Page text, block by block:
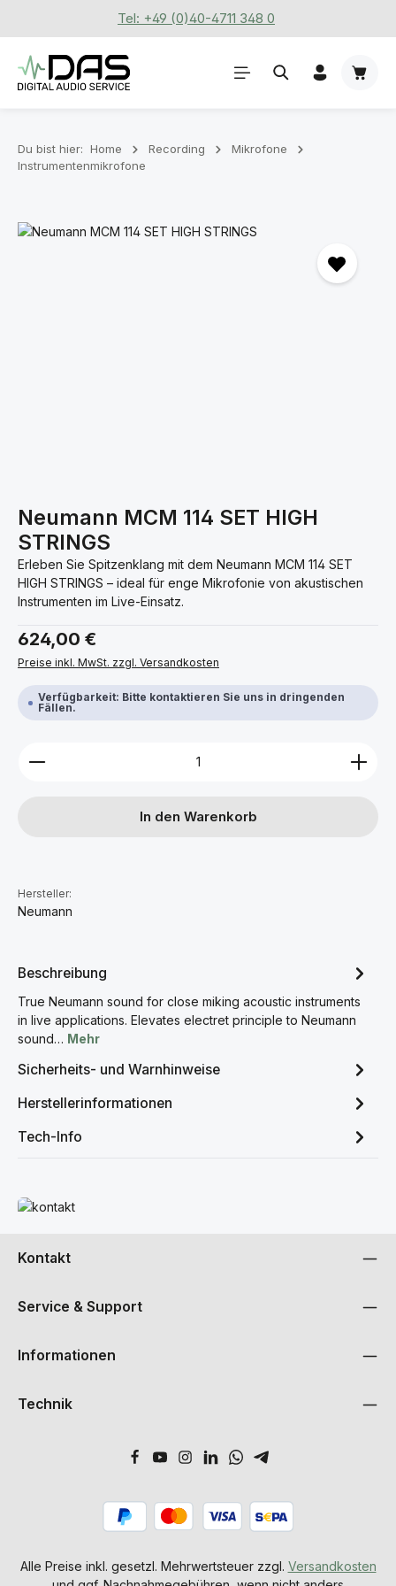
Zum Hauptinhalt springenTel: +49 (0)40-4711 348 0
Du bist hier: Home Recording
Mikrofone
Instrumentenmikrofone
Bildergalerie überspringen
Neumann MCM 114 SET HIGH
STRINGS
Erleben Sie Spitzenklang mit dem Neumann MCM 114 SET
HIGH STRINGS – ideal für enge Mikrofonie von akustischen
Instrumenten im Live-Einsatz.
Regulärer Preis:
624,00 €
Preise inkl. MwSt. zzgl. Versandkosten
Verfügbarkeit: Bitte kontaktieren Sie uns in dringenden
Fällen.
Produkt Anzahl: Gib den gewünschten Wert ein
In den Warenkorb
Hersteller:
Neumann
Beschreibung
True Neumann sound for close miking acoustic instruments
in live applications. Elevates electret principle to Neumann
sound… Mehr
Sicherheits- und Warnhinweise
Herstellerinformationen
Tech-Info
Mehr erfahren
Kontakt
Service & Support
Informationen
Technik
Alle Preise inkl. gesetzl. Mehrwertsteuer zzgl. Versandkosten